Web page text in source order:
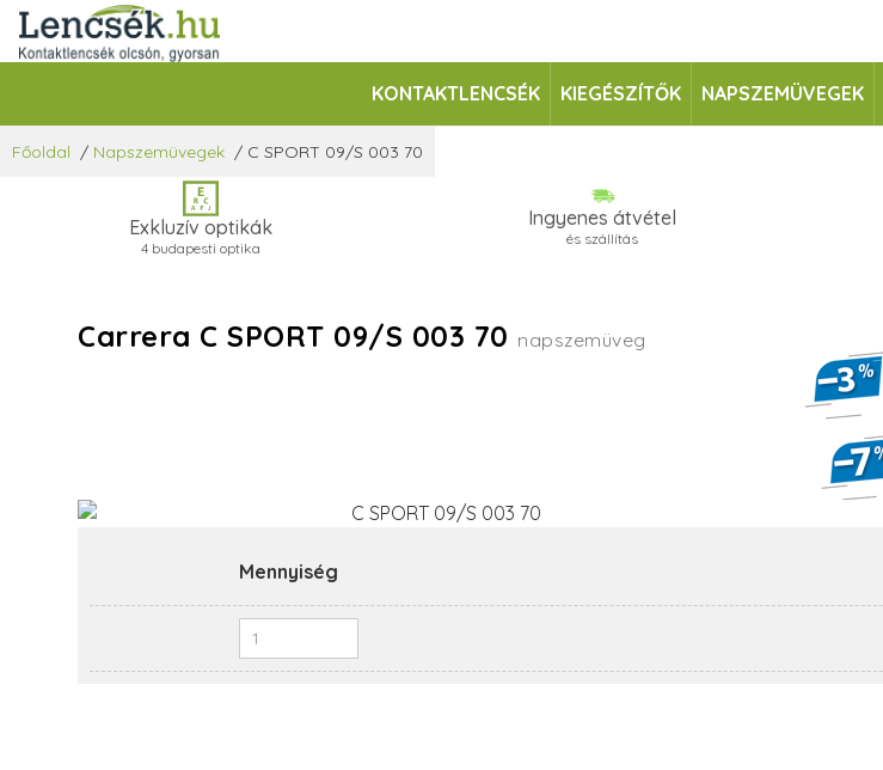
KONTAKTLENCSÉK KIEGÉSZÍTŐK NAPSZEMÜVEGEK
Főoldal / Napszemüvegek / C SPORT 09/S 003 70
Exkluzív optikák
4 budapesti optika
Ingyenes átvétel
és szállítás
Carrera C SPORT 09/S 003 70 napszemüveg
Mennyiség